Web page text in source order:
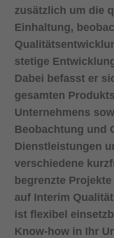
zusätzlich um die
Einhaltung,
stetige
Dabei befasst er
gesamten
Unternehmens
Beobachtung und
Dienstleistungen
verschiedene
begrenzte
auf Interim
ist flexibel
Know-how in Ihr